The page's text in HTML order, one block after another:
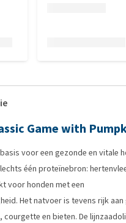
Game with
voor een gezonde en vitale
één proteïnebron:
voor honden met een
Het natvoer is tevens rijk aan
en bieten. De